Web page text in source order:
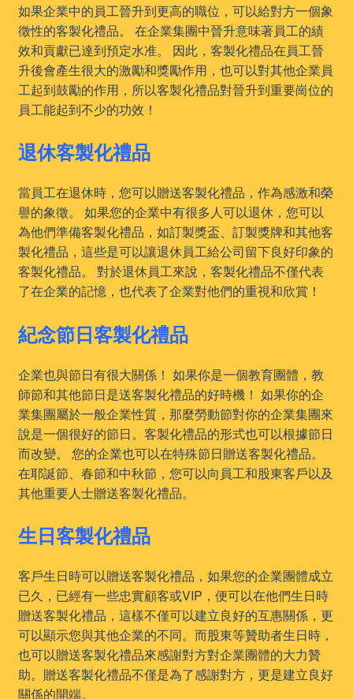
如果企業中的員工晉升到更高的職位，可以給對方一個象
徵性的客製化禮品。 在企業集團中晉升意味著員工的績
效和貢獻已達到預定水准。 因此，客製化禮品在員工晉
升後會產生很大的激勵和獎勵作用，也可以對其他企業員
工起到鼓勵的作用，所以客製化禮品對晉升到重要崗位的
員工能起到不少的功效！
退休客製化禮品
當員工在退休時，您可以贈送客製化禮品，作為感激和榮
譽的象徵。 如果您的企業中有很多人可以退休，您可以
為他們準備客製化禮品，如訂製獎盃、訂製獎牌和其他客
製化禮品，這些是可以讓退休員工給公司留下良好印象的
客製化禮品。 對於退休員工來說，客製化禮品不僅代表
了在企業的記憶，也代表了企業對他們的重視和欣賞！
紀念節日客製化禮品
企業也與節日有很大關係！ 如果你是一個教育團體，教
師節和其他節日是送客製化禮品的好時機！ 如果你的企
業集團屬於一般企業性質，那麼勞動節對你的企業集團來
說是一個很好的節日。客製化禮品的形式也可以根據節日
而改變。 您的企業也可以在特殊節日贈送客製化禮品。
在耶誕節、春節和中秋節，您可以向員工和股東客戶以及
其他重要人士贈送客製化禮品。
生日客製化禮品
客戶生日時可以贈送客製化禮品，如果您的企業團體成立
已久，已經有一些忠實顧客或VIP，便可以在他們生日時
贈送客製化禮品，這樣不僅可以建立良好的互惠關係，更
可以顯示您與其他企業的不同。而股東等贊助者生日時，
也可以贈送客製化禮品來感謝對方對企業團體的大力贊
助。贈送客製化禮品不僅是為了感謝對方，更是建立良好
關係的開端。